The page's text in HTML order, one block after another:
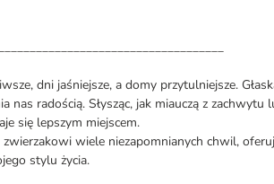
dni jaśniejsze, a domy przytulniejsze.
nas radością. Słysząc, jak miauczą z zachwytu
się lepszym miejscem.
wiele niezapomnianych chwil,
stylu życia.